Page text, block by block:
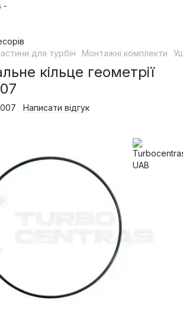
для турбін Монтажні комплекти
кільце геометрії
Написати відгук